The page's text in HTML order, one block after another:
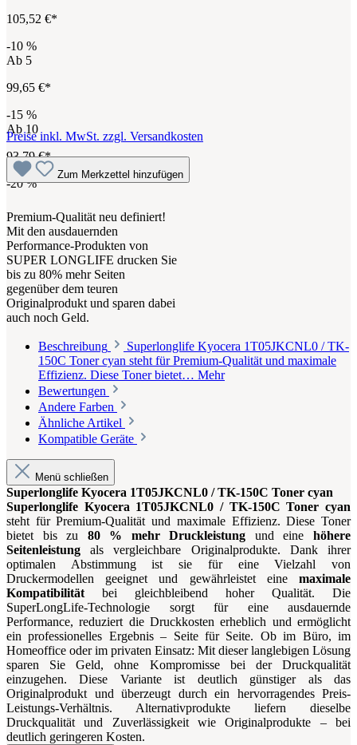
105,52 €*
-10 %
Ab 5
99,65 €*
-15 %
Ab10
93,79 €*
-20%
Preise inkl. MwSt. zzgl. Versandkosten
Zum Merkzettel hinzufügen
Premium-Qualität neu definiert!
Mit den ausdauernden
Performance-Produkten von
SUPER LONGLIFE drucken Sie
bis zu 80% mehr Seiten
gegenüber dem teuren
Originalprodukt und sparen dabei
auch noch Geld.
Beschreibung
Superlonglife Kyocera 1T05JKCNL0 / TK-
150C Toner cyan steht für Premium-Qualität und maximale
Effizienz. Diese Toner bietet… Mehr
Bewertungen
Andere Farben
Ähnliche Artikel
Kompatible Geräte
Menü schließen
Superlonglife Kyocera 1T05JKCNL0 / TK-150C Toner cyan
Superlonglife Kyocera 1T05JKCNL0 / TK-150C Toner cyan
steht für Premium-Qualität und maximale Effizienz. Diese Toner
bietet bis zu 80 % mehr Druckleistung und einehöhere
Seitenleistung als vergleichbare Originalprodukte. Dank ihrer
optimalen Abstimmung ist sie für eine Vielzahl von
Druckermodellen geeignet und gewährleistet eine maximale
Kompatibilitätbei gleichbleibend hoher Qualität. Die
SuperLongLife-Technologie sorgt für eine ausdauernde
Performance, reduziert die Druckkosten erheblich und ermöglicht
ein professionelles Ergebnis – Seite für Seite. Ob im Büro, im
Homeoffice oder im privaten Einsatz: Mit dieser langlebigen Lösung
sparen Sie Geld, ohne Kompromisse bei der Druckqualität
einzugehen. Diese Variante ist deutlich günstiger als das
Originalprodukt und überzeugt durch ein hervorragendes Preis-
Leistungs-Verhältnis. Alternativprodukte liefern dieselbe
Druckqualität und Zuverlässigkeit wie Originalprodukte – bei
deutlich geringeren Kosten.